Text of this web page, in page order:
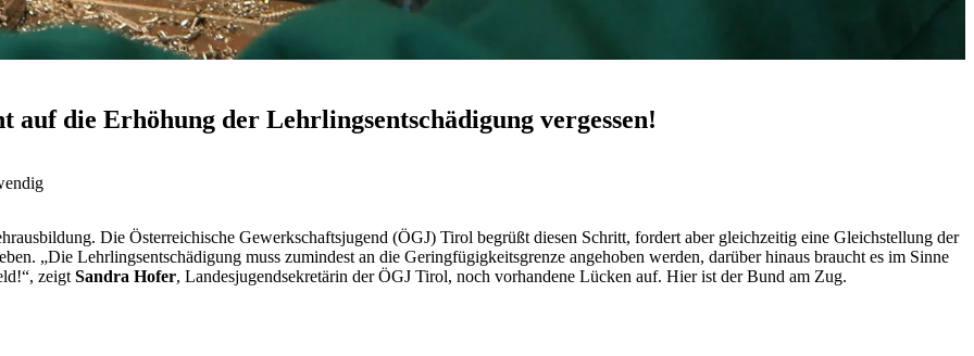
die Erhöhung der Lehrlingsentschädigung vergessen!
Die Österreichische Gewerkschaftsjugend (ÖGJ) Tirol begrüßt diesen Schritt, fordert aber gleichzeitig eine Gleichstellung der
„Die Lehrlingsentschädigung muss zumindest an die Geringfügigkeitsgrenze angehoben werden, darüber hinaus braucht es im Sinne
zeigt Sandra Hofer, Landesjugendsekretärin der ÖGJ Tirol, noch vorhandene Lücken auf. Hier ist der Bund am Zug.